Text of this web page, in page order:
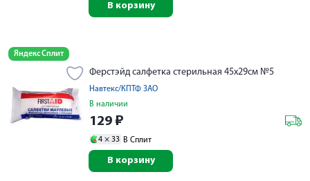
В корзину
Яндекс Сплит
Ферстэйд салфетка стерильная 45х29см №5
Навтекс/КПТФ ЗАО
В наличии
129 ₽
4 × 33 В Сплит
В корзину